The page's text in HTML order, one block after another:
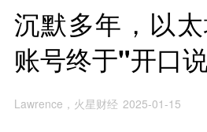
沉默多年，以
账号终于"开口
Lawrence，火星财经 2025-01-15